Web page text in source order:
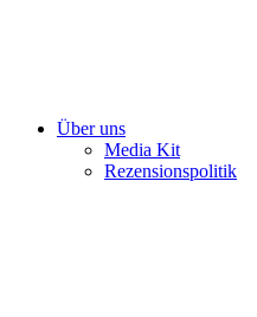
Über uns
Media Kit
Rezensionspolitik